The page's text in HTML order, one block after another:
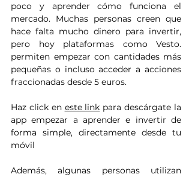
poco y aprender cómo funciona el
mercado. Muchas personas creen que
hace falta mucho dinero para invertir,
pero hoy plataformas como Vesto.
permiten empezar con cantidades más
pequeñas o incluso acceder a acciones
fraccionadas desde 5 euros.
Haz click en este link para descárgate la
app empezar a aprender e invertir de
forma simple, directamente desde tu
móvil
Además, algunas personas utilizan